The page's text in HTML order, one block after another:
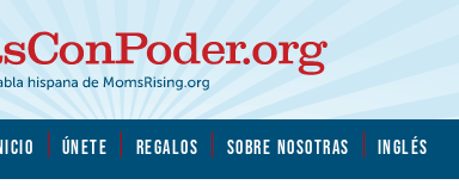
ÚNETE REGALOS SOBRE NOSOTRAS INGLÉS